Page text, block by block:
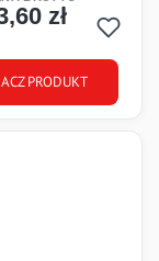
zł
PRODUKT